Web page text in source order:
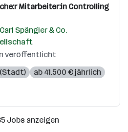
Mitarbeiter:in Controlling
Spängler & Co.
veröffentlicht
ab 41.500 € jährlich
Jobs anzeigen